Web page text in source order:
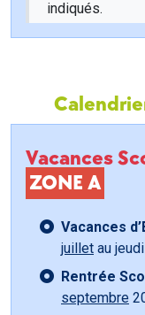
indiqués.
Vacances
ZONE A
Vacances
juillet au jeudi
Rentrée
septembre